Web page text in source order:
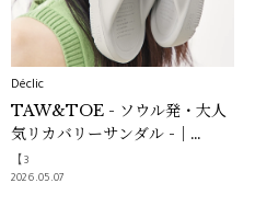
Déclic
TAW&TOE - ソウル発・大人
気リカバリーサンダル -｜
Déclic
【3
2026.05.07